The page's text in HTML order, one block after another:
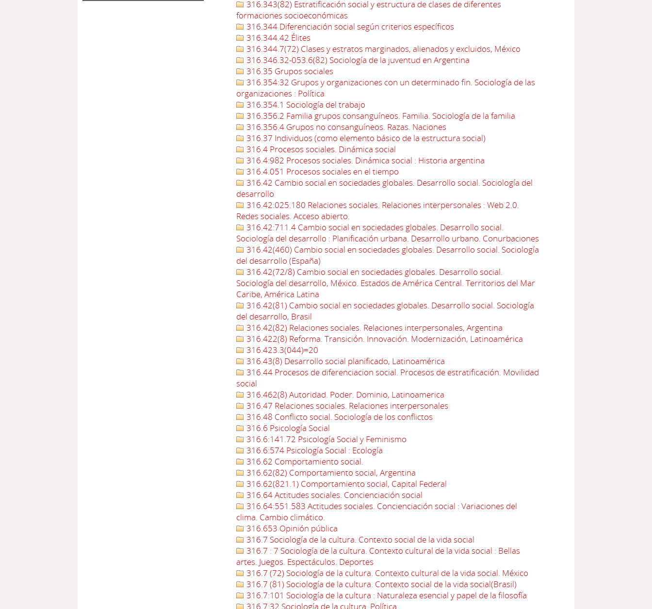
316.343(82) Estratificación social y estructura de clases de diferentes
formaciones socioeconómicas
316.344 Diferenciación social según criterios específicos
316.344.42 Élites
316.344.7(72) Clases y estratos marginados, alienados y excluidos, México
316.346.32-053.6(82) Sociología de la juventud en Argentina
316.35 Grupos sociales
316.354:32 Grupos y organizaciones con un determinado fin. Sociología de las
organizaciones : Política
316.354.1 Sociología del trabajo
316.356.2 Familia grupos consanguíneos. Familia. Sociología de la familia
316.356.4 Grupos no consanguíneos. Razas. Naciones
316.37 Individuos (como elemento básico de la estructura social)
316.4 Procesos sociales. Dinámica social
316.4:982 Procesos sociales. Dinámica social : Historia argentina
316.4.051 Procesos sociales en el tiempo
316.42 Cambio social en sociedades globales. Desarrollo social. Sociología del
desarrollo
316.42:025.180 Relaciones sociales. Relaciones interpersonales : Web 2.0.
Redes sociales. Acceso abierto.
316.42:711.4 Cambio social en sociedades globales. Desarrollo social.
Sociología del desarrollo : Planificación urbana. Desarrollo urbano. Conurbaciones
316.42(460) Cambio social en sociedades globales. Desarrollo social. Sociología
del desarrollo (España)
316.42(72/8) Cambio social en sociedades globales. Desarrollo social.
Sociología del desarrollo, México. Estados de América Central. Territorios del Mar
Caribe, América Latina
316.42(81) Cambio social en sociedades globales. Desarrollo social. Sociología
del desarrollo, Brasil
316.42(82) Relaciones sociales. Relaciones interpersonales, Argentina
316.422(8) Reforma. Transición. Innovación. Modernización, Latinoamérica
316.423.3(044)=20
316.43(8) Desarrollo social planificado, Latinoamérica
316.44 Procesos de diferenciacion social. Procesos de estratificación. Movilidad
social
316.462(8) Autoridad. Poder. Dominio, Latinoamerica
316.47 Relaciones sociales. Relaciones interpersonales
316.48 Conflicto social. Sociología de los conflictos
316.6 Psicología Social
316.6:141.72 Psicología Social y Feminismo
316.6:574 Psicología Social : Ecología
316.62 Comportamiento social.
316.62(82) Comportamiento social, Argentina
316.62(821.1) Comportamiento social, Capital Federal
316.64 Actitudes sociales. Concienciación social
316.64:551.583 Actitudes sociales. Concienciación social : Variaciones del
clima. Cambio climático.
316.653 Opinión pública
316.7 Sociología de la cultura. Contexto social de la vida social
316.7 : 7 Sociología de la cultura. Contexto cultural de la vida social : Bellas
artes. Juegos. Espectáculos. Deportes
316.7 (72) Sociología de la cultura. Contexto cultural de la vida social. México
316.7 (81) Sociología de la cultura. Contexto social de la vida social(Brasil)
316.7:101 Sociología de la cultura : Naturaleza esencial y papel de la filosofía
316.7:32 Sociología de la cultura. Política